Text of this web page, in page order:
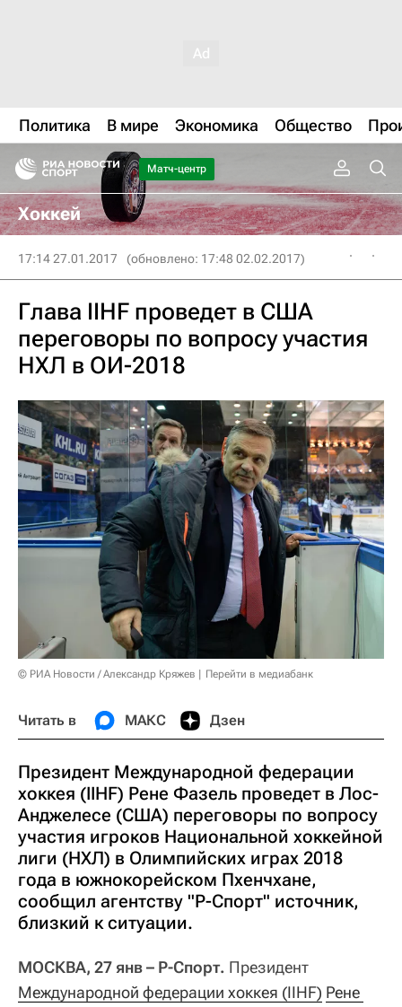
Политика В мире Экономика Общество
Матч-центр
Хоккей
17:14 27.01.2017 (обновлено: 17:48 02.02.2017)
Глава IIHF проведет в США
переговоры по вопросу участия
НХЛ в ОИ-2018
© РИА Новости / Александр Кряжев Перейти в медиабанк
Читать в МАКС Дзен
Президент Международной федерации
хоккея (IIHF) Рене Фазель проведет в Лос-
Анджелесе (США) переговоры по вопросу
участия игроков Национальной хоккейной
лиги (НХЛ) в Олимпийских играх 2018
года в южнокорейском Пхенчхане,
сообщил агентству "Р-Спорт" источник,
близкий к ситуации.
МОСКВА, 27 янв – Р-Спорт. Президент
Международной федерации хоккея (IIHF) Рене